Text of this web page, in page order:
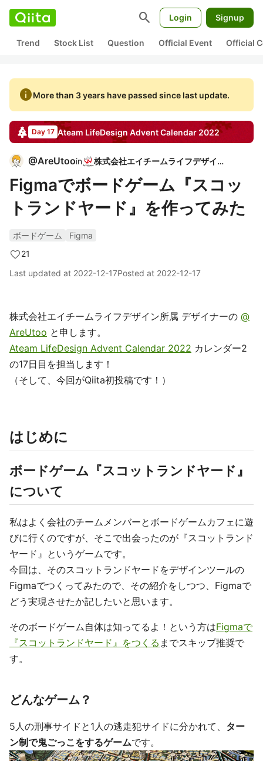
search Login Signup
Trend Stock List Question Official Event Official
infoMore than 3 years have passed since last update.
Day 17 Ateam LifeDesign Advent Calendar 2022
@AreUtooin 株式会社エイチームライフデザイン
Figmaでボードゲーム『スコッ
トランドヤード』を作ってみた
ボードゲーム
Figma
21
Last updated at 2022-12-17Posted at 2022-12-17
株式会社エイチームライフデザイン所属 デザイナーの @
AreUtoo と申します。
Ateam LifeDesign Advent Calendar 2022 カレンダー2
の17日目を担当します！
（そして、今回がQiita初投稿です！）
はじめに
ボードゲーム『スコットランドヤード』
について
私はよく会社のチームメンバーとボードゲームカフェに遊
びに行くのですが、そこで出会ったのが『スコットランド
ヤード』というゲームです。
今回は、そのスコットランドヤードをデザインツールの
Figmaでつくってみたので、その紹介をしつつ、Figmaで
どう実現させたか記したいと思います。
そのボードゲーム自体は知ってるよ！という方はFigmaで
『スコットランドヤード』をつくる までスキップ推奨で
す。
どんなゲーム？
5人の刑事サイドと1人の逃走犯サイドに分かれて、 ター
ン制で鬼ごっこをするゲームです。